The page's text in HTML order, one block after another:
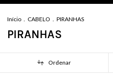
Início . CABELO . PIRANHAS
PIRANHAS
Ordenar